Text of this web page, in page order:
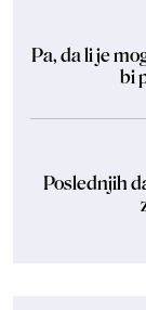
Pa, da li je
bi
Poslednjih